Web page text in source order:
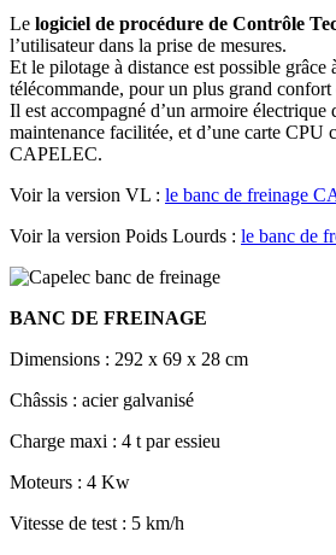
Le logiciel de procédure de Contrôle
l’utilisateur dans la prise de mesures.
Et le pilotage à distance est possible grâce
télécommande, pour un plus grand
Il est accompagné d’un armoire électrique
maintenance facilitée, et d’une carte CPU
CAPELEC.
Voir la version VL : le banc de freinage
Voir la version Poids Lourds : le banc de
BANC DE FREINAGE
Dimensions : 292 x 69 x 28 cm
Châssis : acier galvanisé
Charge maxi : 4 t par essieu
Moteurs : 4 Kw
Vitesse de test : 5 km/h